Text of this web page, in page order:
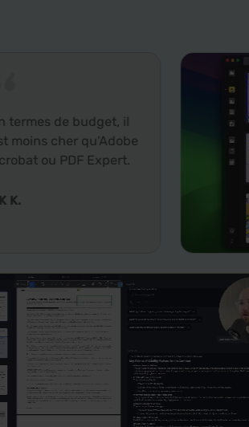
budget, il
qu'Adobe
Expert.